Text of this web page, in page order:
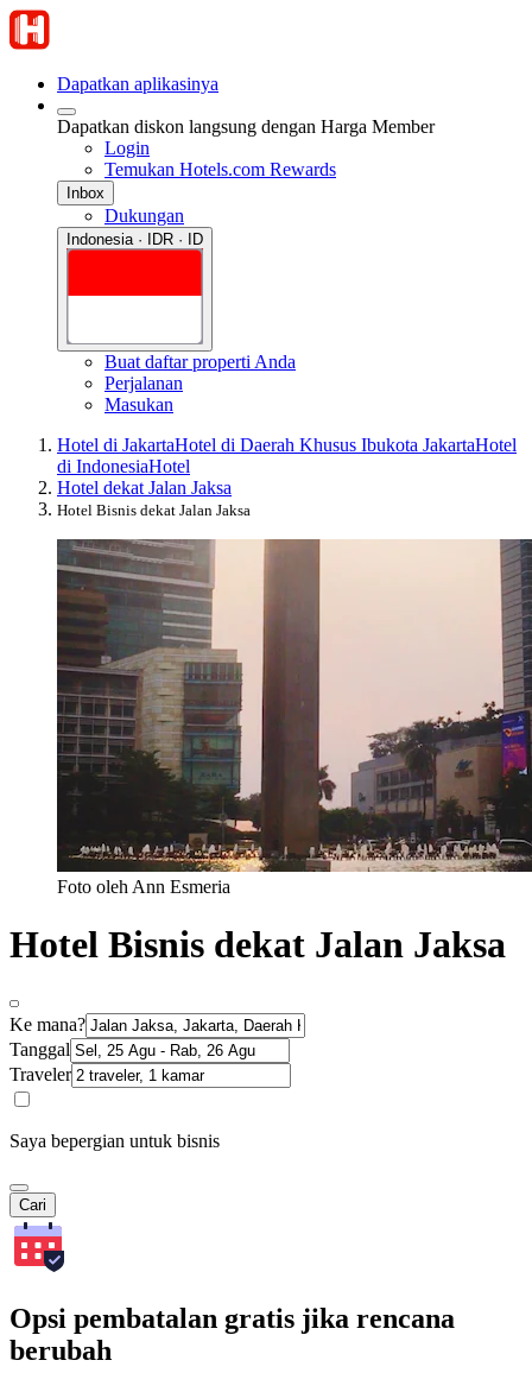
Dapatkan aplikasinya
Dapatkan diskon langsung dengan Harga Member
Login
Temukan Hotels.com Rewards
Inbox
Dukungan
Indonesia · IDR · ID
Buat daftar properti Anda
Perjalanan
Masukan
Hotel di JakartaHotel di Daerah Khusus Ibukota JakartaHotel
di IndonesiaHotel
Hotel dekat Jalan Jaksa
Hotel Bisnis dekat Jalan Jaksa
Foto oleh Ann Esmeria
Hotel Bisnis dekat Jalan Jaksa
Ke mana?
Tanggal
Traveler
Saya bepergian untuk bisnis
Cari
Opsi pembatalan gratis jika rencana
berubah